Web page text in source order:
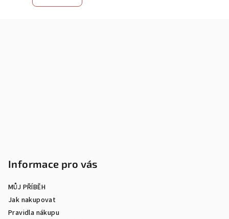
Informace pro vás
MŮJ PŘÍBĚH
Jak nakupovat
Pravidla nákupu